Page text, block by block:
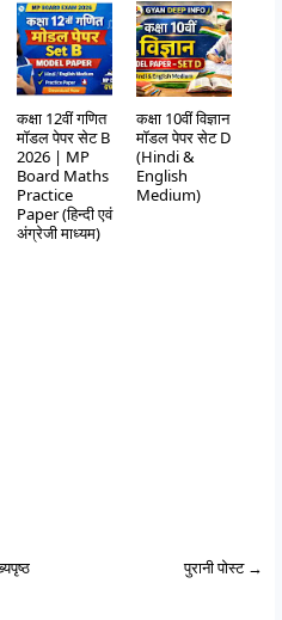
कक्षा 12वीं गणित
मॉडल पेपर सेट B
2026 | MP
Board Maths
Practice
Paper (हिन्दी एवं
अंग्रेजी माध्यम)
कक्षा 10वीं विज्ञान
मॉडल पेपर सेट D
(Hindi &
English
Medium)
पुरानी पोस्ट →